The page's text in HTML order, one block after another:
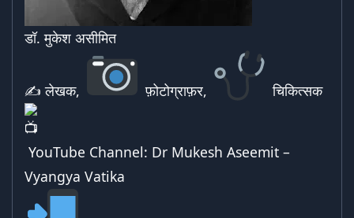
डॉ. मुकेश असीमित
✍ लेखक, फ़ोटोग्राफ़र, चिकित्सक
YouTube Channel: Dr Mukesh Aseemit –
Vyangya Vatika